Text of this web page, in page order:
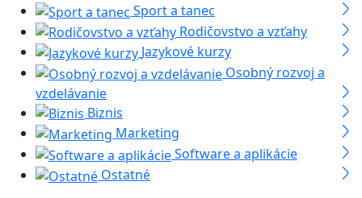
Sport a tanec
Rodičovstvo a vzťahy
Jazykové kurzy
Osobný rozvoj a
vzdelávanie
Biznis
Marketing
Software a aplikácie
Ostatné